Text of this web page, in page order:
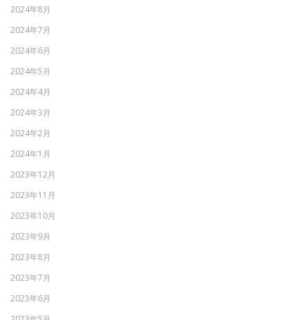
2024年8月
2024年7月
2024年6月
2024年5月
2024年4月
2024年3月
2024年2月
2024年1月
2023年12月
2023年11月
2023年10月
2023年9月
2023年8月
2023年7月
2023年6月